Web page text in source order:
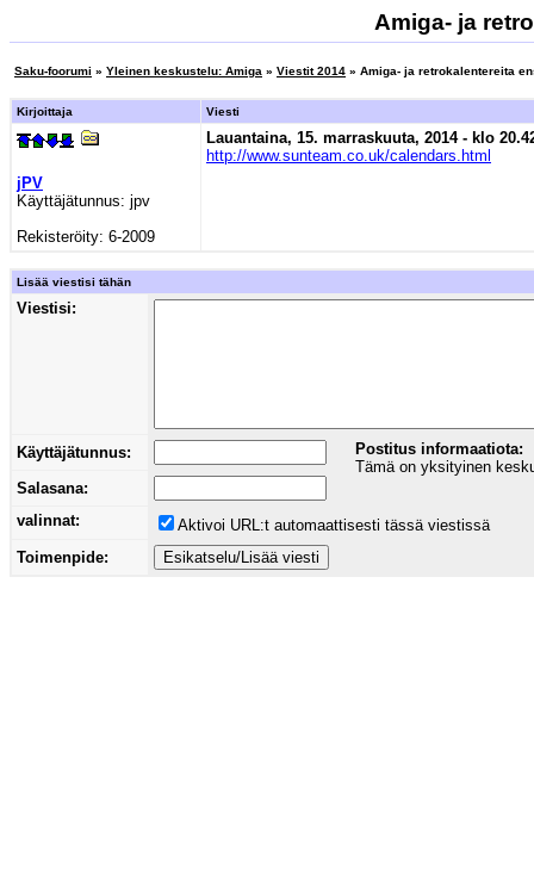
Amiga- ja
Saku-foorumi » Yleinen keskustelu: Amiga » Viestit 2014 » Amiga- ja retrokalentereita
Kirjoittaja Viesti
jPV
Käyttäjätunnus: jpv
Rekisteröity: 6-2009
Lauantaina, 15. marraskuuta, 2014 - klo
http://www.sunteam.co.uk/calendars.html
Lisää viestisi tähän
Viestisi:
Käyttäjätunnus:
Postitus informaatiota:
Tämä on yksityinen
Salasana:
valinnat:
Aktivoi URL:t automaattisesti tässä viestissä
Toimenpide: